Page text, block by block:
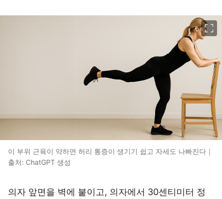
이 부위 근육이 약하면 허리 통증이 생기기 쉽고 자세도 나빠진다｜
출처: ChatGPT 생성
의자 앞면을 벽에 붙이고, 의자에서 30센티미터 정